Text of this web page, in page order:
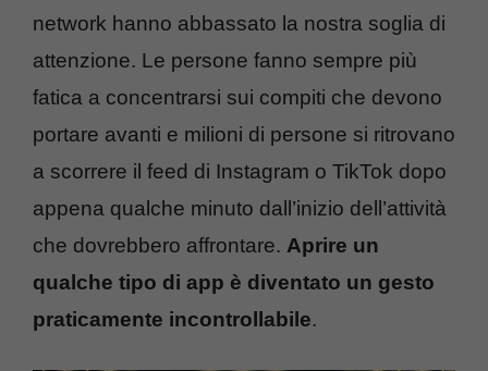
network hanno abbassato la nostra soglia di
attenzione. Le persone fanno sempre più
fatica a concentrarsi sui compiti che devono
portare avanti e milioni di persone si ritrovano
a scorrere il feed di Instagram o TikTok dopo
appena qualche minuto dall’inizio dell’attività
che dovrebbero affrontare. Aprire un
qualche tipo di app è diventato un gesto
praticamente incontrollabile.